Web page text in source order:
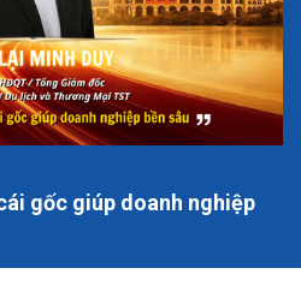
gốc giúp doanh nghiệp